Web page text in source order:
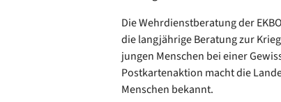
Die Wehrdienstberatung der
die langjährige Beratung zur
jungen Menschen bei einer
Postkartenaktion macht die
Menschen bekannt.